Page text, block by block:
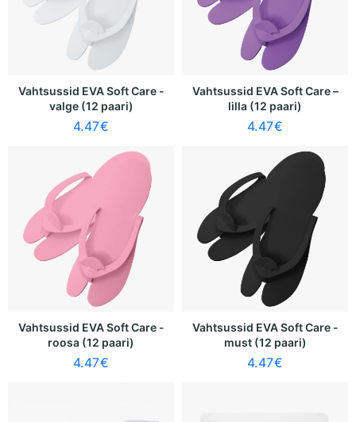
Vahtsussid EVA Soft Care -
valge (12 paari)
4.47€
Vahtsussid EVA Soft Care –
lilla (12 paari)
4.47€
Vahtsussid EVA Soft Care -
roosa (12 paari)
4.47€
Vahtsussid EVA Soft Care -
must (12 paari)
4.47€